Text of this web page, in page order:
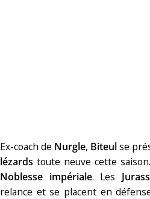
Ex-coach de Nurgle, Biteulse
lézards toute neuve cette
Noblesse impériale. Les
relance et se placent en